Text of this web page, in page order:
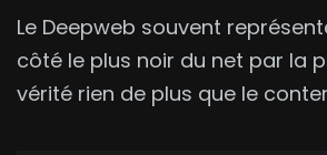
Le Deepweb souvent
côté le plus noir du net par la
vérité rien de plus que le